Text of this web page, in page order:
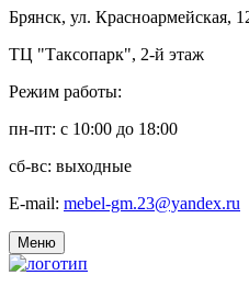
Брянск, ул. Красноармейская,
ТЦ "Таксопарк", 2-й этаж
Режим работы:
пн-пт: c 10:00 до 18:00
сб-вс: выходные
E-mail: mebel-gm.23@yandex.ru
Меню